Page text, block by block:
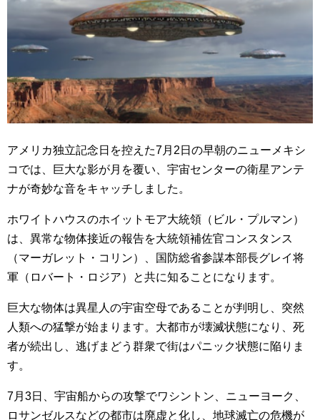
アメリカ独立記念日を控えた7月2日の早朝のニューメキシ
コでは、巨大な影が月を覆い、宇宙センターの衛星アンテ
ナが奇妙な音をキャッチしました。
ホワイトハウスのホイットモア大統領（ビル・プルマン）
は、異常な物体接近の報告を大統領補佐官コンスタンス
（マーガレット・コリン）、国防総省参謀本部長グレイ将
軍（ロバート・ロジア）と共に知ることになります。
巨大な物体は異星人の宇宙空母であることが判明し、突然
人類への猛撃が始まります。大都市が壊滅状態になり、死
者が続出し、逃げまどう群衆で街はパニック状態に陥りま
す。
7月3日、宇宙船からの攻撃でワシントン、ニューヨーク、
ロサンゼルスなどの都市は廃虚と化し、地球滅亡の危機が